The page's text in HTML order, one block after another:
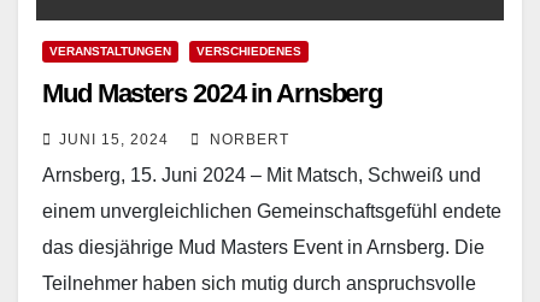
VERANSTALTUNGEN VERSCHIEDENES
Mud Masters 2024 in Arnsberg
JUNI 15, 2024 NORBERT
Arnsberg, 15. Juni 2024 – Mit Matsch, Schweiß und
einem unvergleichlichen Gemeinschaftsgefühl endete
das diesjährige Mud Masters Event in Arnsberg. Die
Teilnehmer haben sich mutig durch anspruchsvolle